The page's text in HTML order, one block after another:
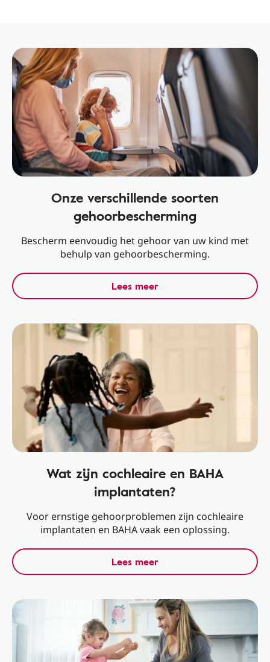
Onze verschillende soorten
gehoorbescherming
Bescherm eenvoudig het gehoor van uw kind met
behulp van gehoorbescherming.
Lees meer
Wat zijn cochleaire en BAHA
implantaten?
Voor ernstige gehoorproblemen zijn cochleaire
implantaten en BAHA vaak een oplossing.
Lees meer